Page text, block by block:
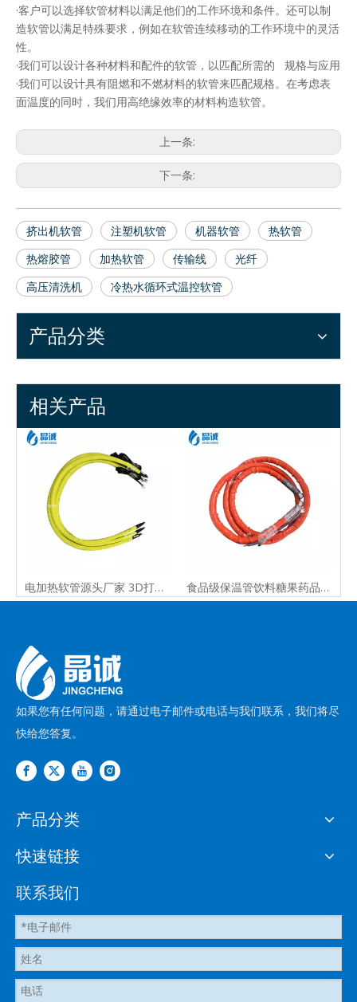
·客户可以选择软管材料以满足他们的工作环境和条件。还可以制
造软管以满足特殊要求，例如在软管连续移动的工作环境中的灵活
性。
·我们可以设计各种材料和配件的软管，以匹配所需的 规格与应用
·我们可以设计具有阻燃和不燃材料的软管来匹配规格。在考虑表
面温度的同时，我们用高绝缘效率的材料构造软管。
上一条:
下一条:
挤出机软管 注塑机软管 机器软管
热软管
热熔胶管
加热软管 传输线
光纤
高压清洗机
冷热水循环式温控软管
产品分类
相关产品
电加热软管源头厂家 3D打印机器配件专用 送料管 石腊加热保温管 食品级保温管饮料糖果药品输送胶管 吸引胶食品输送管
如果您有任何问题，请通过电子邮件或电话与我们联系，我们将尽
快给您答复。
产品分类
快速链接
联系我们